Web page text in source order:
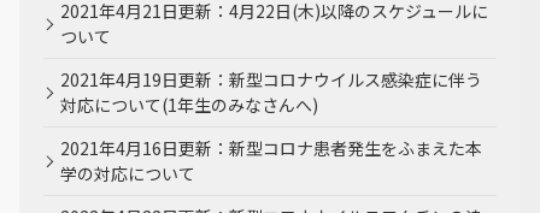
2021年4月21日更新：4月22日(木)以降のスケジュールに
ついて
2021年4月19日更新：新型コロナウイルス感染症に伴う
対応について(1年生のみなさんへ)
2021年4月16日更新：新型コロナ患者発生をふまえた本
学の対応について